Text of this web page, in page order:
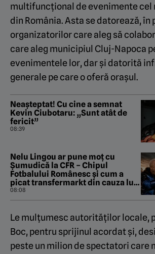
multifuncțional de evenimente cel
din România. Asta se datorează, în
organizatorilor care aleg să
care aleg municipiul Cluj-Napoca
evenimentele lor, dar și datorită
generale pe care o oferă orașul.
Neașteptat! Cu cine a semnat
Kevin Ciubotaru: „Sunt atât de
fericit”
08:39
Nelu Lingou ar pune moț cu
Șumudică la CFR – Chipul
Fotbalului Românesc și cum a
picat transfermarkt din cauza lui
Dan Nistor. „Pastila de la Manila”
cu Gabriel Berceanu
08:08
Le mulțumesc autorităților locale,
Boc, pentru sprijinul acordat și,
peste un milion de spectatori care